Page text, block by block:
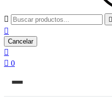
 

Cancelar

 0